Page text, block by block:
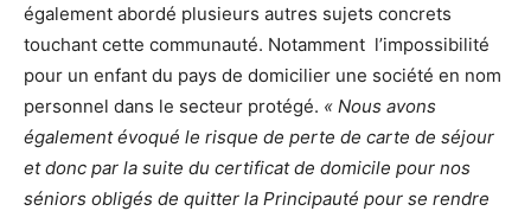
également abordé plusieurs autres sujets concrets
touchant cette communauté. Notamment l’impossibilité
pour un enfant du pays de domicilier une société en nom
personnel dans le secteur protégé. « Nous avons
également évoqué le risque de perte de carte de séjour
et donc par la suite du certificat de domicile pour nos
séniors obligés de quitter la Principauté pour se rendre